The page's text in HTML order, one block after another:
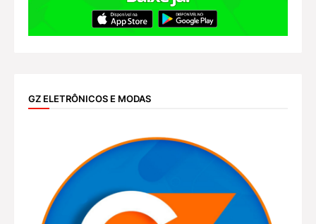
GZ ELETRÔNICOS E MODAS